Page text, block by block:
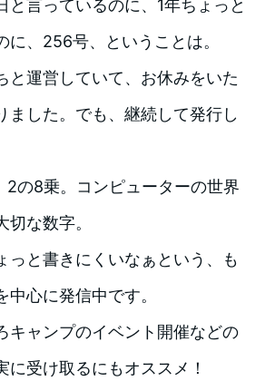
と言っているのに、1年ちょっと
に、256号、ということは。
と運営していて、お休みをいた
ました。でも、継続して発行し
2の8乗。コンピューターの世界
な数字。
っと書きにくいなぁという、も
心に発信中です。
キャンプのイベント開催などの
に受け取るにもオススメ！